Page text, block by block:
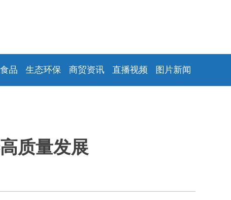
品 生态环保 商贸资讯 直播视频 图片新闻
质量发展